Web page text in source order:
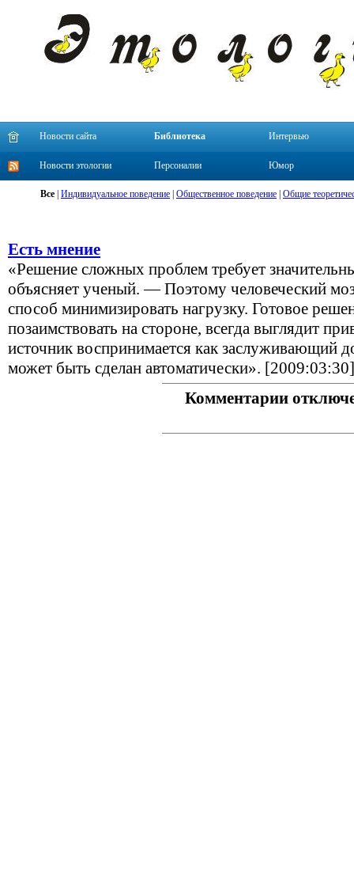
Новости сайта Библиотека Интервью
Новости этологии Персоналии Юмор
Все Индивидуальное поведение Общественное поведение Общие
Есть мнение
«Решение сложных проблем требует
объясняет ученый. — Поэтому человеческий
способ минимизировать нагрузку. Готовое
позаимствовать на стороне, всегда выглядит
источник воспринимается как заслуживающий
может быть сделан автоматически». [2009:03:30]
Комментарии